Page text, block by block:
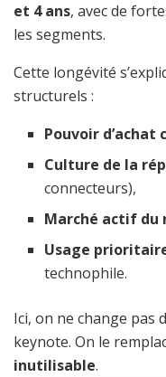
et 4 ans, avec de
les segments.
Cette longévité
structurels :
Pouvoir d’achat
Culture de la
connecteurs),
Marché actif du
Usage
technophile.
Ici, on ne change pas
keynote. On le
inutilisable.